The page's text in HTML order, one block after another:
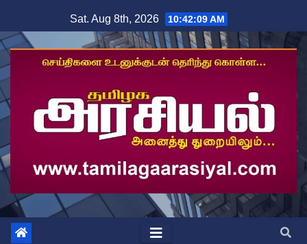
to
content
Sat. Aug 8th, 2026 10:42:09 AM